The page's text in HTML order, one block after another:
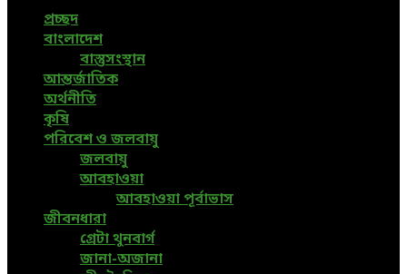
প্রচ্ছদ
বাংলাদেশ
বাস্তুসংস্থান
আন্তর্জাতিক
অর্থনীতি
কৃষি
পরিবেশ ও জলবায়ু
জলবায়ু
আবহাওয়া
আবহাওয়া পূর্বাভাস
জীবনধারা
গ্রেটা থুনবার্গ
জানা-অজানা